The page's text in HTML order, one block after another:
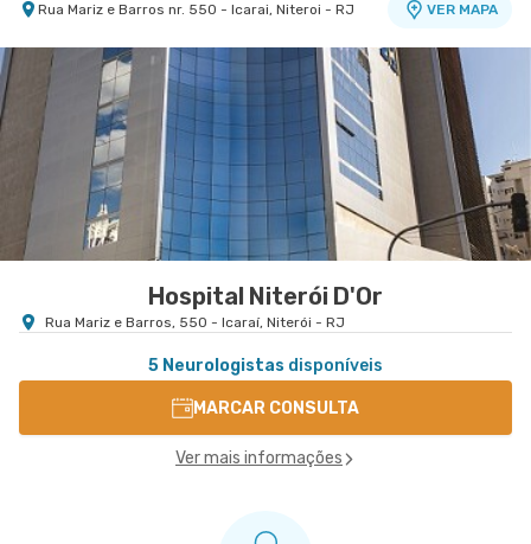
Rua Mariz e Barros nr. 550 - Icarai, Niteroi - RJ VER MAPA
Hospital Niterói D'Or
Rua Mariz e Barros, 550 - Icaraí, Niterói - RJ
5 Neurologistas disponíveis
MARCAR CONSULTA
Ver mais informações